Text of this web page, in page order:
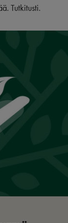
Tutkitusti.